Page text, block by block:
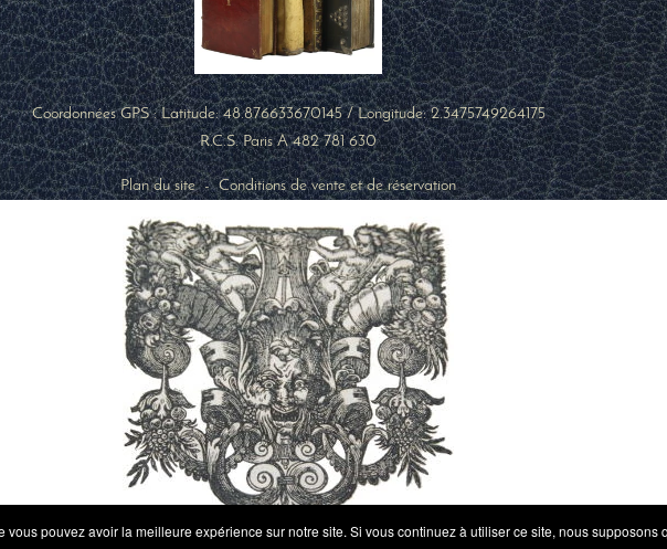
Coordonnées GPS : Latitude:48.876633670145/ Longitude:2.3475749264175
R.C.S. Paris A 482 781 630
Plan du site-Conditions de vente et de réservation
pouvez avoir la meilleure expérience sur notre site. Si vous continuez à utiliser ce site, nous supposons